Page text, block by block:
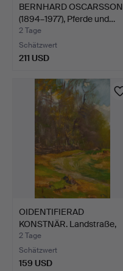
BERNHARD OSCARSSON
(1894–1977), Pferde und…
2 Tage
Schätzwert
211 USD
OIDENTIFIERAD
KONSTNÄR. Landstraße,
signie…
2 Tage
Schätzwert
159 USD